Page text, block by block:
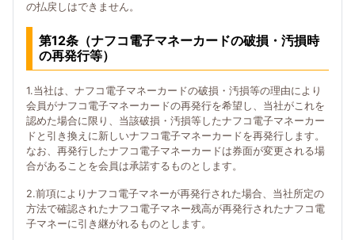
の払戻しはできません。
第12条（ナフコ電子マネーカードの破損・汚損時
の再発行等）
1.当社は、ナフコ電子マネーカードの破損・汚損等の理由により
会員がナフコ電子マネーカードの再発行を希望し、当社がこれを
認めた場合に限り、当該破損・汚損等したナフコ電子マネーカー
ドと引き換えに新しいナフコ電子マネーカードを再発行します。
なお、再発行したナフコ電子マネーカードは券面が変更される場
合があることを会員は承諾するものとします。
2.前項によりナフコ電子マネーが再発行された場合、当社所定の
方法で確認されたナフコ電子マネー残高が再発行されたナフコ電
子マネーに引き継がれるものとします。